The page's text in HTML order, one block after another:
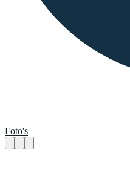
Foto's